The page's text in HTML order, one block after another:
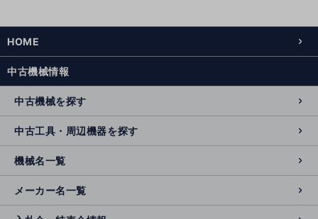
HOME
中古機械情報
中古機械を探す
中古工具・周辺機器を探す
機械名一覧
メーカー名一覧